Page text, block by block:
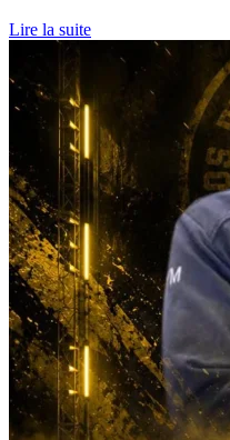
Lire la suite